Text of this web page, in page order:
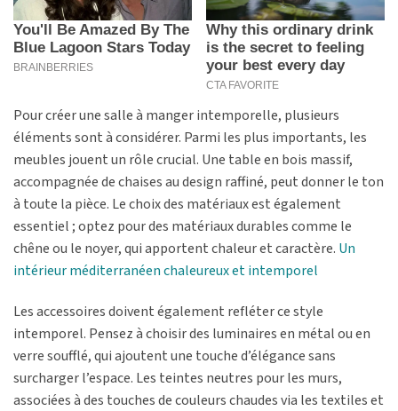
Pour créer une salle à manger intemporelle, plusieurs
éléments sont à considérer. Parmi les plus importants, les
meubles jouent un rôle crucial. Une table en bois massif,
accompagnée de chaises au design raffiné, peut donner le ton
à toute la pièce. Le choix des matériaux est également
essentiel ; optez pour des matériaux durables comme le
chêne ou le noyer, qui apportent chaleur et caractère. Un
intérieur méditerranéen chaleureux et intemporel
Les accessoires doivent également refléter ce style
intemporel. Pensez à choisir des luminaires en métal ou en
verre soufflé, qui ajoutent une touche d’élégance sans
surcharger l’espace. Les teintes neutres pour les murs,
associées à des touches de couleurs chaudes via les textiles et